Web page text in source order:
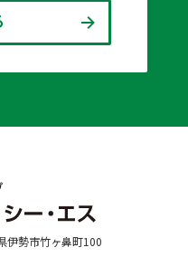
伊勢市竹ヶ鼻町100